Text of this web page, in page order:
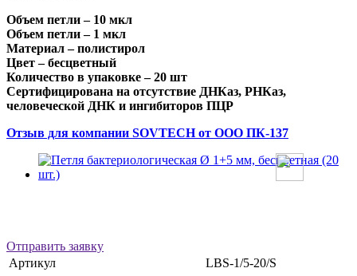
Объем петли – 10 мкл
Объем петли – 1 мкл
Материал – полистирол
Цвет – бесцветный
Количество в упаковке – 20 шт
Сертифицирована на отсутствие ДНКаз, РНКаз,
человеческой ДНК и ингибиторов ПЦР
Отзыв для компании SOVTECH от ООО ПК-137
Отправить заявку
Артикул
LBS-1/5-20/S